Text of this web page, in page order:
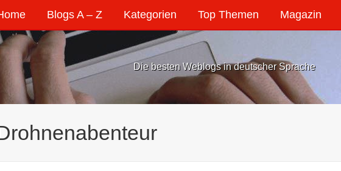
Blogs A – Z Kategorien Top Themen Magazin
Die besten Weblogs in deutscher Sprache